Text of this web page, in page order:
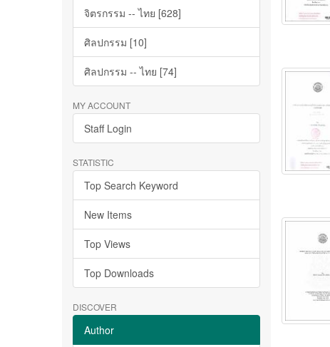
จิตรกรรม -- ไทย [628]
ศิลปกรรม [10]
ศิลปกรรม -- ไทย [74]
MY ACCOUNT
Staff Login
STATISTIC
Top Search Keyword
New Items
Top Views
Top Downloads
DISCOVER
Author